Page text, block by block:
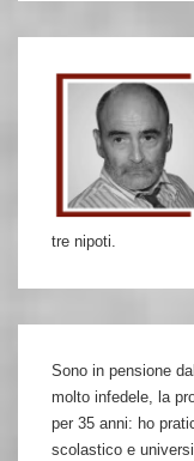
tre nipoti.
Sono in pensione
molto infedele, la
per 35 anni: ho
scolastico e